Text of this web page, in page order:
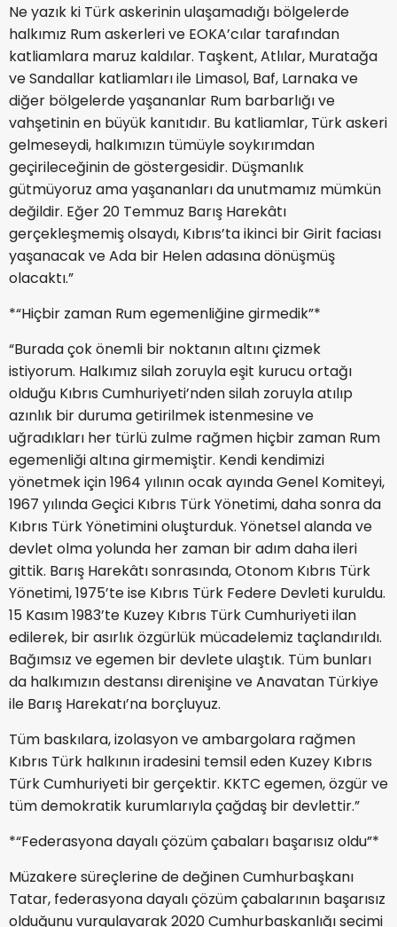
Ne yazık ki Türk askerinin ulaşamadığı bölgelerde
halkımız Rum askerleri ve EOKA’cılar tarafından
katliamlara maruz kaldılar. Taşkent, Atlılar, Muratağa
ve Sandallar katliamları ile Limasol, Baf, Larnaka ve
diğer bölgelerde yaşananlar Rum barbarlığı ve
vahşetinin en büyük kanıtıdır. Bu katliamlar, Türk askeri
gelmeseydi, halkımızın tümüyle soykırımdan
geçirileceğinin de göstergesidir. Düşmanlık
gütmüyoruz ama yaşananları da unutmamız mümkün
değildir. Eğer 20 Temmuz Barış Harekâtı
gerçekleşmemiş olsaydı, Kıbrıs’ta ikinci bir Girit faciası
yaşanacak ve Ada bir Helen adasına dönüşmüş
olacaktı.”
*“Hiçbir zaman Rum egemenliğine girmedik”*
“Burada çok önemli bir noktanın altını çizmek
istiyorum. Halkımız silah zoruyla eşit kurucu ortağı
olduğu Kıbrıs Cumhuriyeti’nden silah zoruyla atılıp
azınlık bir duruma getirilmek istenmesine ve
uğradıkları her türlü zulme rağmen hiçbir zaman Rum
egemenliği altına girmemiştir. Kendi kendimizi
yönetmek için 1964 yılının ocak ayında Genel Komiteyi,
1967 yılında Geçici Kıbrıs Türk Yönetimi, daha sonra da
Kıbrıs Türk Yönetimini oluşturduk. Yönetsel alanda ve
devlet olma yolunda her zaman bir adım daha ileri
gittik. Barış Harekâtı sonrasında, Otonom Kıbrıs Türk
Yönetimi, 1975’te ise Kıbrıs Türk Federe Devleti kuruldu.
15 Kasım 1983’te Kuzey Kıbrıs Türk Cumhuriyeti ilan
edilerek, bir asırlık özgürlük mücadelemiz taçlandırıldı.
Bağımsız ve egemen bir devlete ulaştık. Tüm bunları
da halkımızın destansı direnişine ve Anavatan Türkiye
ile Barış Harekatı’na borçluyuz.
Tüm baskılara, izolasyon ve ambargolara rağmen
Kıbrıs Türk halkının iradesini temsil eden Kuzey Kıbrıs
Türk Cumhuriyeti bir gerçektir. KKTC egemen, özgür ve
tüm demokratik kurumlarıyla çağdaş bir devlettir.”
*“Federasyona dayalı çözüm çabaları başarısız oldu”*
Müzakere süreçlerine de değinen Cumhurbaşkanı
Tatar, federasyona dayalı çözüm çabalarının başarısız
olduğunu vurgulayarak 2020 Cumhurbaşkanlığı seçimi